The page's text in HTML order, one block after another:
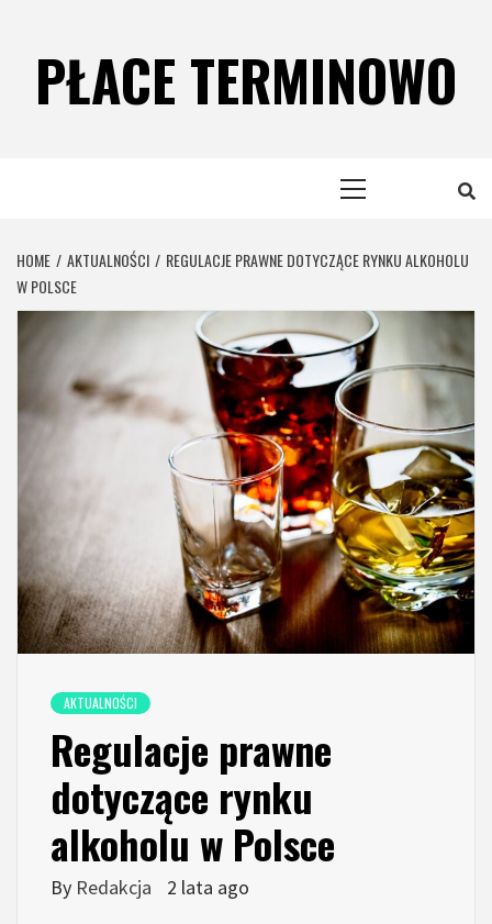
contentPŁACE TERMINOWO
HOME AKTUALNOŚCI
REGULACJE PRAWNE DOTYCZĄCE RYNKU ALKOHOLU
W POLSCE
AKTUALNOŚCI
Regulacje prawne
dotyczące rynku
alkoholu w Polsce
By Redakcja 2 lata ago